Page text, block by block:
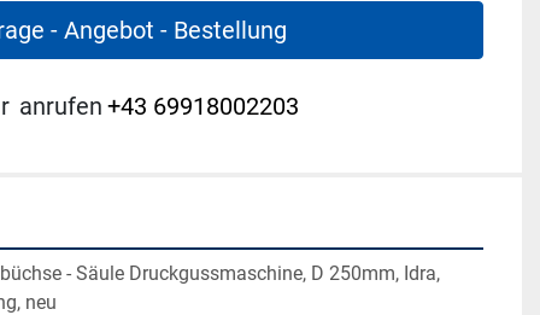
- Angebot - Bestellung
anrufen +43 69918002203
- Säule Druckgussmaschine, D 250mm, Idra,
neu